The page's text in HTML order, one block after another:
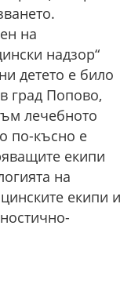
на
надзор“
детето е било
град Попово,
лечебното
по-късно е
екипи
на
екипи и